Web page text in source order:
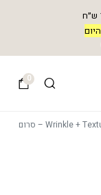
0
Wrinkle + Texture Repair – סרום